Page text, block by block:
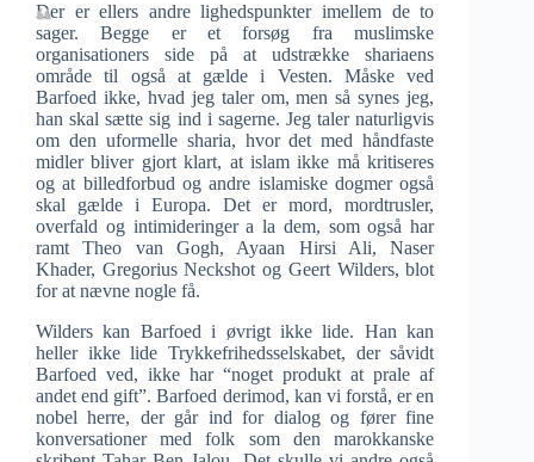
Der er ellers andre lighedspunkter imellem de to
sager. Begge er et forsøg fra muslimske
organisationers side på at udstrække shariaens
område til også at gælde i Vesten. Måske ved
Barfoed ikke, hvad jeg taler om, men så synes jeg,
han skal sætte sig ind i sagerne. Jeg taler naturligvis
om den uformelle sharia, hvor det med håndfaste
midler bliver gjort klart, at islam ikke må kritiseres
og at billedforbud og andre islamiske dogmer også
skal gælde i Europa. Det er mord, mordtrusler,
overfald og intimideringer a la dem, som også har
ramt Theo van Gogh, Ayaan Hirsi Ali, Naser
Khader, Gregorius Neckshot og Geert Wilders, blot
for at nævne nogle få.
Wilders kan Barfoed i øvrigt ikke lide. Han kan
heller ikke lide Trykkefrihedsselskabet, der såvidt
Barfoed ved, ikke har “noget produkt at prale af
andet end gift”. Barfoed derimod, kan vi forstå, er en
nobel herre, der går ind for dialog og fører fine
konversationer med folk som den marokkanske